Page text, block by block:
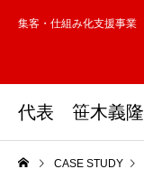
集客・仕組み化支援事業
代表 笹木義隆
CASE STUDY